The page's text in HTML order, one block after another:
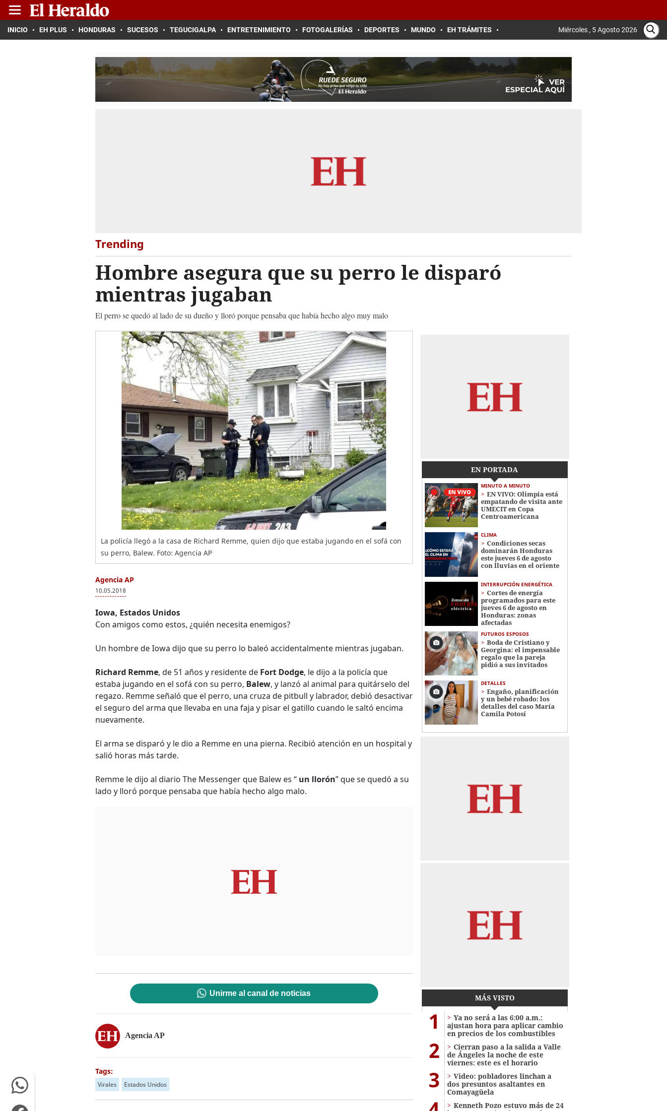
INICIO EH PLUS HONDURAS SUCESOS TEGUCIGALPA ENTRETENIMIENTO FOTOGALERÍAS DEPORTES MUNDO EH TRÁMITES Miércoles , 5 Agosto 2026
Trending
Hombre asegura que su perro le disparó
mientras jugaban
El perro se quedó al lado de su dueño y lloró porque pensaba que había hecho algo muy malo
La policía llegó a la casa de Richard Remme, quien dijo que estaba jugando en el sofá con
su perro, Balew. Foto: Agencia AP
Agencia AP
10.05.2018
Iowa, Estados Unidos
Con amigos como estos, ¿quién necesita enemigos?
Un hombre de Iowa dijo que su perro lo baleó accidentalmente mientras jugaban.
Richard Remme, de 51 años y residente de Fort Dodge, le dijo a la policía que
estaba jugando en el sofá con su perro, Balew, y lanzó al animal para quitárselo del
regazo. Remme señaló que el perro, una cruza de pitbull y labrador, debió desactivar
el seguro del arma que llevaba en una faja y pisar el gatillo cuando le saltó encima
nuevamente.
El arma se disparó y le dio a Remme en una pierna. Recibió atención en un hospital y
salió horas más tarde.
Remme le dijo al diario The Messenger que Balew es “ un llorón” que se quedó a su
lado y lloró porque pensaba que había hecho algo malo.
Unirme al canal de noticias
Agencia AP
Tags:
Virales Estados Unidos
EN PORTADA
MINUTO A MINUTO
EN VIVO: Olimpia está
empatando de visita ante
UMECIT en Copa
Centroamericana
CLIMA
Condiciones secas
dominarán Honduras
este jueves 6 de agosto
con lluvias en el oriente
INTERRUPCIÓN ENERGÉTICA
Cortes de energía
programados para este
jueves 6 de agosto en
Honduras: zonas
afectadas
FUTUROS ESPOSOS
Boda de Cristiano y
Georgina: el impensable
regalo que la pareja
pidió a sus invitados
DETALLES
Engaño, planificación
y un bebé robado: los
detalles del caso María
Camila Potosí
MÁS VISTO
1
Ya no será a las 6:00 a.m.:
ajustan hora para aplicar cambio
en precios de los combustibles
2
Cierran paso a la salida a Valle
de Ángeles la noche de este
viernes: este es el horario
3
Video: pobladores linchan a
dos presuntos asaltantes en
Comayagüela
Kenneth Pozo estuvo más de 24